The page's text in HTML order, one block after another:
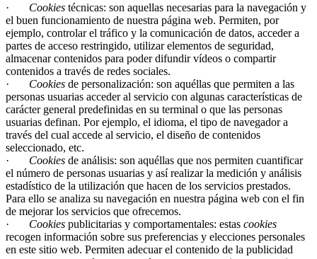
· Cookies técnicas: son aquellas necesarias para la navegación y
el buen funcionamiento de nuestra página web. Permiten, por
ejemplo, controlar el tráfico y la comunicación de datos, acceder a
partes de acceso restringido, utilizar elementos de seguridad,
almacenar contenidos para poder difundir vídeos o compartir
contenidos a través de redes sociales.
· Cookies de personalización: son aquéllas que permiten a las
personas usuarias acceder al servicio con algunas características de
carácter general predefinidas en su terminal o que las personas
usuarias definan. Por ejemplo, el idioma, el tipo de navegador a
través del cual accede al servicio, el diseño de contenidos
seleccionado, etc.
· Cookies de análisis: son aquéllas que nos permiten cuantificar
el número de personas usuarias y así realizar la medición y análisis
estadístico de la utilización que hacen de los servicios prestados.
Para ello se analiza su navegación en nuestra página web con el fin
de mejorar los servicios que ofrecemos.
· Cookies publicitarias y comportamentales: estas cookies
recogen información sobre sus preferencias y elecciones personales
en este sitio web. Permiten adecuar el contenido de la publicidad